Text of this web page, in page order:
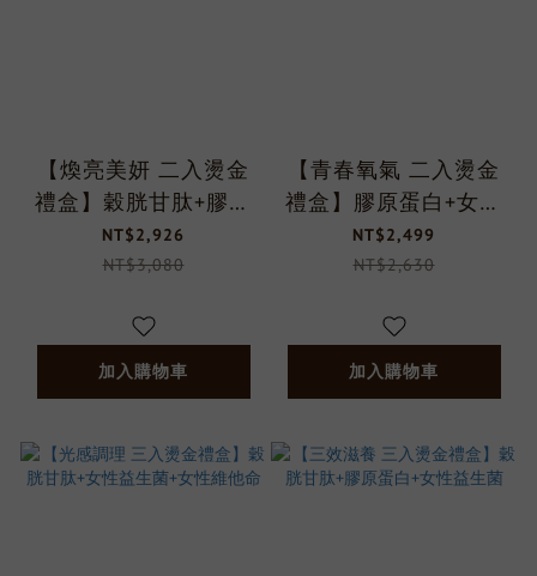
【煥亮美妍 二入燙金
禮盒】穀胱甘肽+膠原
蛋白
NT$2,926
NT$3,080
加入購物車
【青春氧氣 二入燙金
禮盒】膠原蛋白+女性
維他命
NT$2,499
NT$2,630
加入購物車